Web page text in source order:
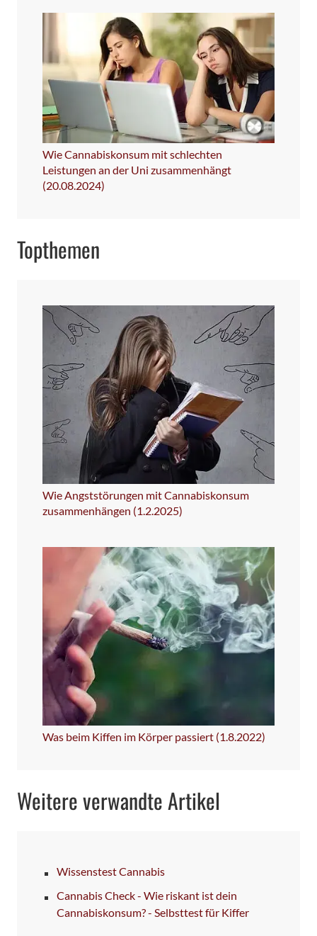
Wie Cannabiskonsum mit schlechten
Leistungen an der Uni zusammenhängt
(20.08.2024)
Topthemen
Wie Angststörungen mit Cannabiskonsum
zusammenhängen (1.2.2025)
Was beim Kiffen im Körper passiert (1.8.2022)
Weitere verwandte Artikel
Wissenstest Cannabis
Cannabis Check - Wie riskant ist dein
Cannabiskonsum? - Selbsttest für Kiffer